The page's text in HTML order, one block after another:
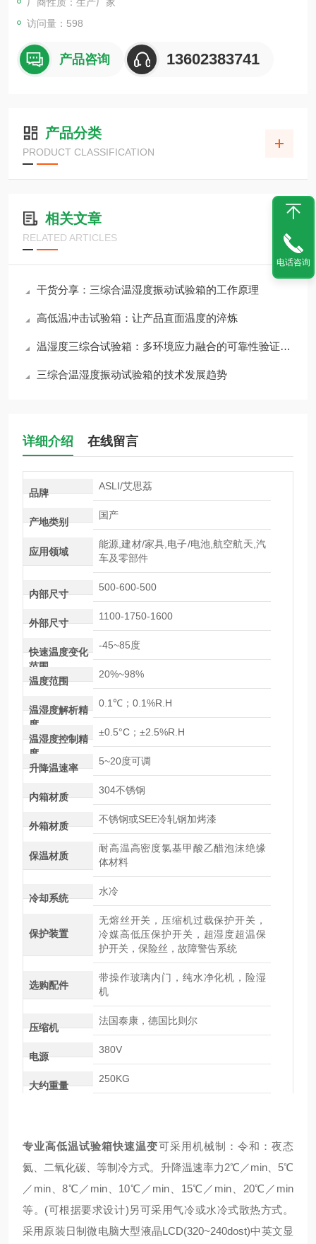
访问量：598
产品咨询 13602383741
产品分类
PRODUCT CLASSIFICATION
相关文章
RELATED ARTICLES
干货分享：三综合温湿度振动试验箱的工作原理
高低温冲击试验箱：让产品直面温度的淬炼
温湿度三综合试验箱：多环境应力融合的可靠性验证平台
三综合温湿度振动试验箱的技术发展趋势
详细介绍 在线留言
品牌
ASLI/艾思荔
产地类别
国产
应用领域
能源,建材/家具,电子/电池,航空航天,汽
车及零部件
内部尺寸
500-600-500
外部尺寸
1100-1750-1600
快速温度变化
范围
-45~85度
温度范围
20%~98%
温湿度解析精
度
0.1℃；0.1%R.H
温湿度控制精
度
±0.5°C；±2.5%R.H
升降温速率
5~20度可调
内箱材质
304不锈钢
外箱材质
不锈钢或SEE冷轧钢加烤漆
保温材质
耐高温高密度氯基甲酸乙醋泡沫绝缘
体材料
冷却系统
水冷
保护装置
无熔丝开关，压缩机过载保护开关，
冷媒高低压保护开关，超湿度超温保
护开关，保险丝，故障警告系统
选购配件
带操作玻璃内门，纯水净化机，险湿
机
压缩机
法国泰康，德国比则尔
电源
380V
大约重量
250KG
专业高低温试验箱快速温变可采用机械制：令和：夜态
氦、二氧化碳、等制冷方式。升降温速率力2℃／min、5℃
／min、8℃／min、10℃／min、15℃／min、20℃／min
等。(可根据要求设计)另可采用气冷或水冷式散热方式。
采用原装日制微电脑大型液晶LCD(320~240dost)中英文显
电话咨询